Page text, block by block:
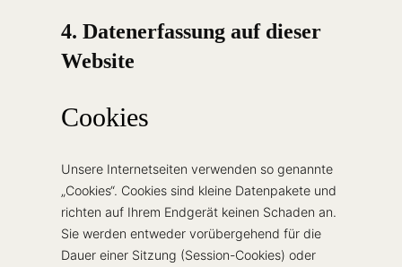
4. Datenerfassung auf dieser
Website
Cookies
Unsere Internetseiten verwenden so genannte
„Cookies“. Cookies sind kleine Datenpakete und
richten auf Ihrem Endgerät keinen Schaden an.
Sie werden entweder vorübergehend für die
Dauer einer Sitzung (Session-Cookies) oder